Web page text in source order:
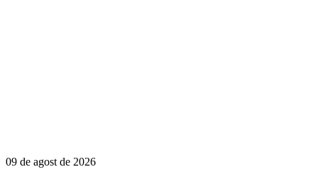
09 de agost de 2026